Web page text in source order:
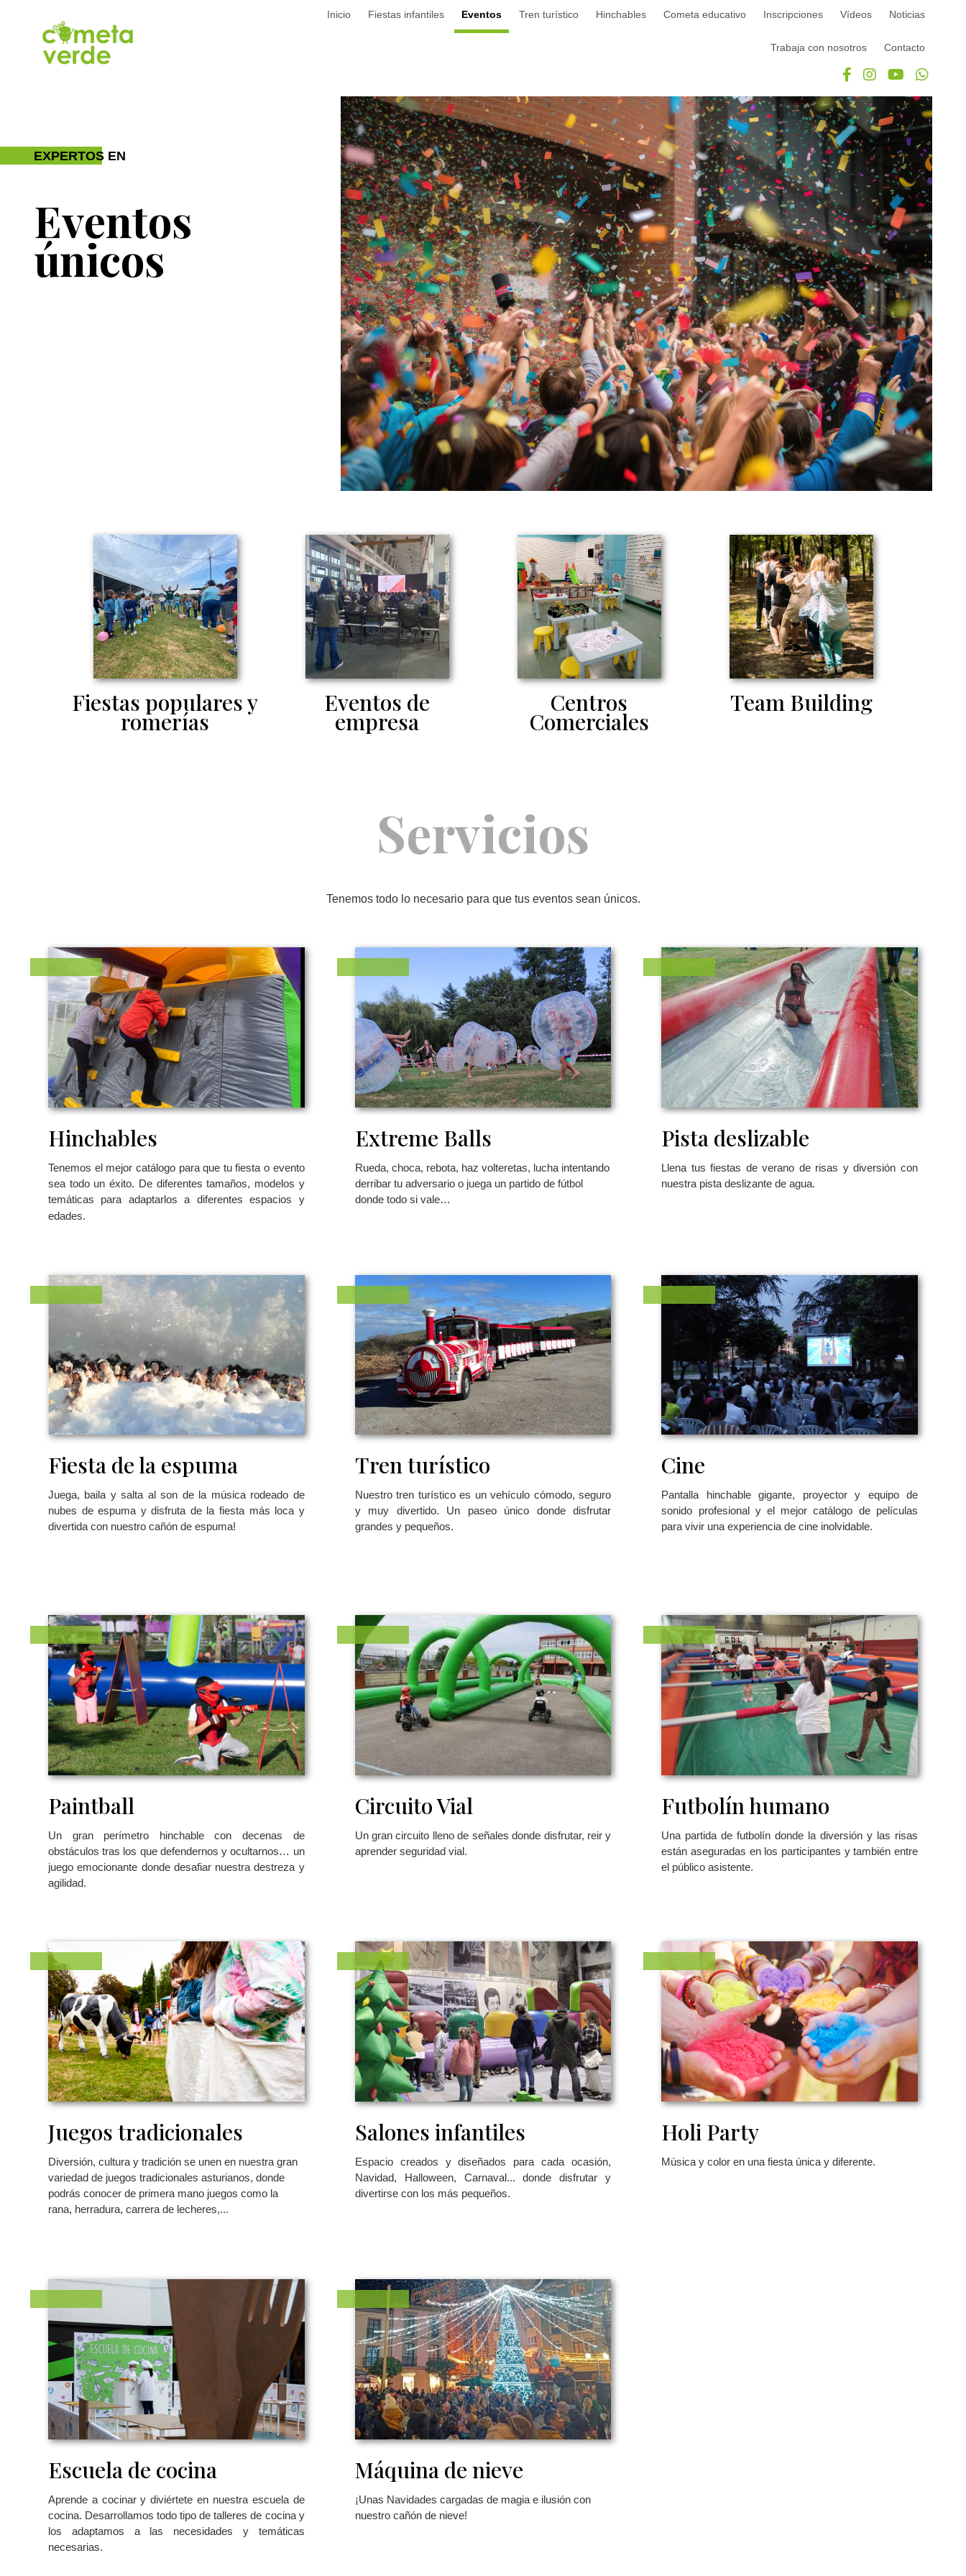
Inicio Fiestas infantiles Eventos Tren turístico Hinchables Cometa educativo Inscripciones Vídeos Noticias
Trabaja con nosotros Contacto
EXPERTOS EN
Eventos
únicos
Fiestas populares y
romerías
Eventos de
empresa
Centros
Comerciales
Team Building
Servicios
Tenemos todo lo necesario para que tus eventos sean únicos.
Hinchables
Tenemos el mejor catálogo para que tu fiesta o evento
sea todo un éxito. De diferentes tamaños, modelos y
temáticas para adaptarlos a diferentes espacios y
edades.
Extreme Balls
Rueda, choca, rebota, haz volteretas, lucha intentando
derribar tu adversario o juega un partido de fútbol
donde todo si vale…
Pista deslizable
Llena tus fiestas de verano de risas y diversión con
nuestra pista deslizante de agua.
Fiesta de la espuma
Juega, baila y salta al son de la música rodeado de
nubes de espuma y disfruta de la fiesta más loca y
divertida con nuestro cañón de espuma!
Tren turístico
Nuestro tren turístico es un vehículo cómodo, seguro
y muy divertido. Un paseo único donde disfrutar
grandes y pequeños.
Cine
Pantalla hinchable gigante, proyector y equipo de
sonido profesional y el mejor catálogo de películas
para vivir una experiencia de cine inolvidable.
Paintball
Un gran perímetro hinchable con decenas de
obstáculos tras los que defendernos y ocultarnos… un
juego emocionante donde desafiar nuestra destreza y
agilidad.
Circuito Vial
Un gran circuito lleno de señales donde disfrutar, reir y
aprender seguridad vial.
Futbolín humano
Una partida de futbolín donde la diversión y las risas
están aseguradas en los participantes y también entre
el público asistente.
Juegos tradicionales
Diversión, cultura y tradición se unen en nuestra gran
variedad de juegos tradicionales asturianos, donde
podrás conocer de primera mano juegos como la
rana, herradura, carrera de lecheres,...
Salones infantiles
Espacio creados y diseñados para cada ocasión,
Navidad, Halloween, Carnaval... donde disfrutar y
divertirse con los más pequeños.
Holi Party
Música y color en una fiesta única y diferente.
Escuela de cocina
Aprende a cocinar y diviértete en nuestra escuela de
cocina. Desarrollamos todo tipo de talleres de cocina y
los adaptamos a las necesidades y temáticas
necesarias.
Máquina de nieve
¡Unas Navidades cargadas de magia e ilusión con
nuestro cañón de nieve!